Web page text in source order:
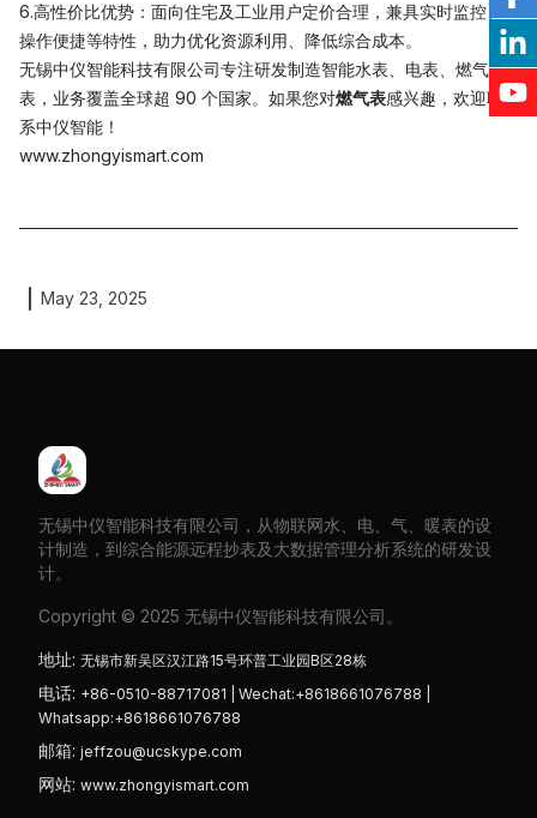
6.高性价比优势：面向住宅及工业用户定价合理，兼具实时监控、
操作便捷等特性，助力优化资源利用、降低综合成本。
无锡中仪智能科技有限公司专注研发制造智能水表、电表、燃气
表，业务覆盖全球超 90 个国家。如果您对燃气表感兴趣，欢迎联
系中仪智能！
www.zhongyismart.com
May 23, 2025
无锡中仪智能科技有限公司，从物联网水、电、气、暖表的设
计制造，到综合能源远程抄表及大数据管理分析系统的研发设
计。
Copyright © 2025 无锡中仪智能科技有限公司。
地址: 无锡市新吴区汉江路15号环普工业园B区28栋
电话: +86-0510-88717081 | Wechat:+8618661076788 |
Whatsapp:+8618661076788
邮箱: jeffzou@ucskype.com
网站: www.zhongyismart.com